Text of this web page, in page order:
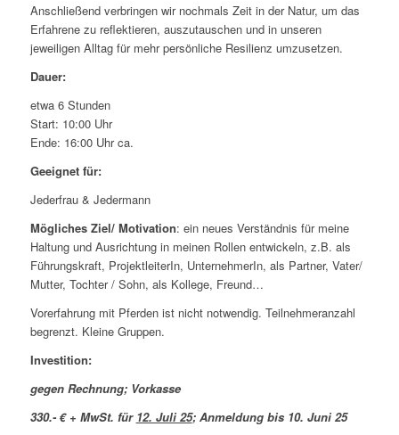
Anschließend verbringen wir nochmals Zeit in der Natur, um das
Erfahrene zu reflektieren, auszutauschen und in unseren
jeweiligen Alltag für mehr persönliche Resilienz umzusetzen.
Dauer:
etwa 6 Stunden
Start: 10:00 Uhr
Ende: 16:00 Uhr ca.
Geeignet für:
Jederfrau & Jedermann
Mögliches Ziel/ Motivation: ein neues Verständnis für meine
Haltung und Ausrichtung in meinen Rollen entwickeln, z.B. als
Führungskraft, ProjektleiterIn, UnternehmerIn, als Partner, Vater/
Mutter, Tochter / Sohn, als Kollege, Freund…
Vorerfahrung mit Pferden ist nicht notwendig. Teilnehmeranzahl
begrenzt. Kleine Gruppen.
Investition:
gegen Rechnung; Vorkasse
330.- € + MwSt. für 12. Juli 25; Anmeldung bis 10. Juni 25